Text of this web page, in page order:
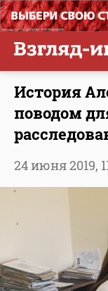
История
поводом
24 июня 2019,